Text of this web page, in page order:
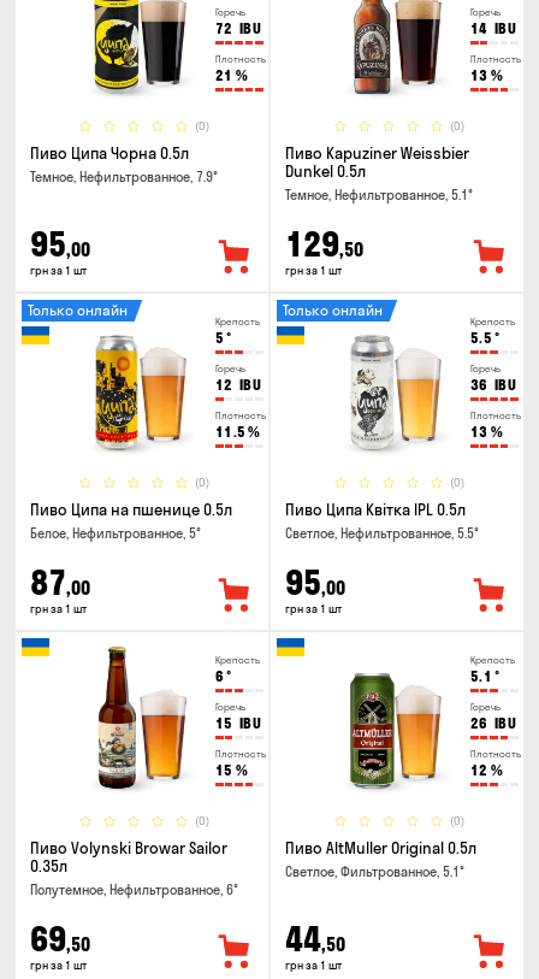
Горечь
72 IBU
Плотность
21 %
(0)
Пиво Ципа Чорна 0.5л
Темное, Нефильтрованное, 7.9°
95,00
грн за 1 шт
Горечь
14 IBU
Плотность
13 %
(0)
Пиво Kapuziner Weissbier
Dunkel 0.5л
Темное, Нефильтрованное, 5.1°
129,50
грн за 1 шт
Крепость
5 °
Горечь
12 IBU
Плотность
11.5 %
(0)
Только онлайн
Пиво Ципа на пшенице 0.5л
Белое, Нефильтрованное, 5°
87,00
грн за 1 шт
Крепость
5.5 °
Горечь
36 IBU
Плотность
13 %
(0)
Только онлайн
Пиво Ципа Квітка IPL 0.5л
Светлое, Нефильтрованное, 5.5°
95,00
грн за 1 шт
Крепость
6 °
Горечь
15 IBU
Плотность
15 %
(0)
Пиво Volynski Browar Sailor
0.35л
Полутемное, Нефильтрованное, 6°
69,50
грн за 1 шт
Крепость
5.1 °
Горечь
26 IBU
Плотность
12 %
(0)
Пиво AltMuller Original 0.5л
Светлое, Фильтрованное, 5.1°
44,50
грн за 1 шт